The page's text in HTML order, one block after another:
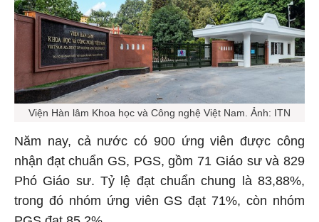
Viện Hàn lâm Khoa học và Công nghệ Việt Nam. Ảnh: ITN
Năm nay, cả nước có 900 ứng viên được công
nhận đạt chuẩn GS, PGS, gồm 71 Giáo sư và 829
Phó Giáo sư. Tỷ lệ đạt chuẩn chung là 83,88%,
trong đó nhóm ứng viên GS đạt 71%, còn nhóm
PGS đạt 85,2%.